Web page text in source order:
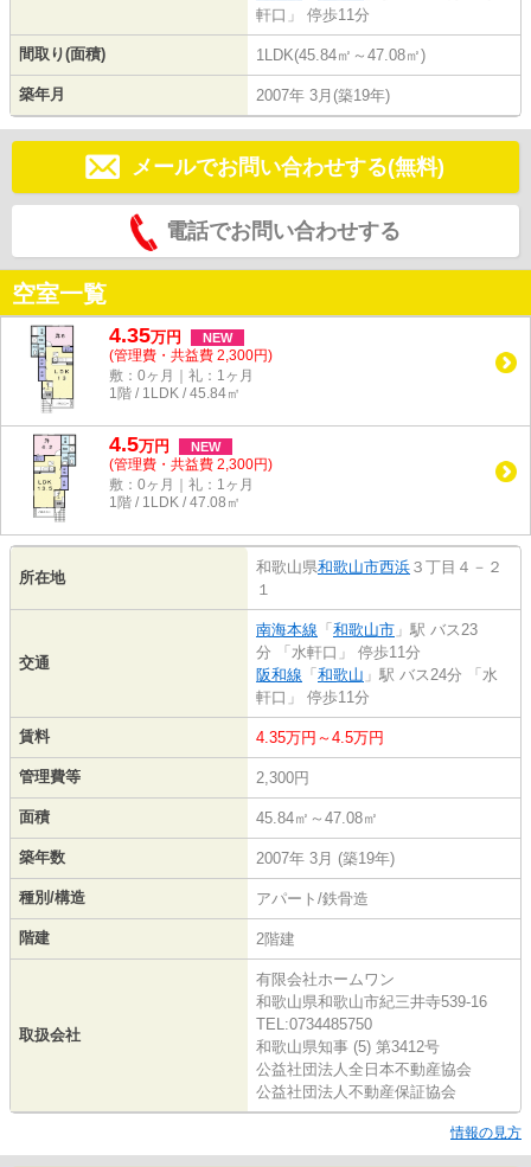
軒口」 停歩11分
間取り(面積) 1LDK(45.84㎡～47.08㎡)
築年月 2007年 3月(築19年)
メールでお問い合わせする(無料)
電話でお問い合わせする
空室一覧
4.35万円 NEW
(管理費・共益費 2,300円)
敷：0ヶ月｜礼：1ヶ月
1階 / 1LDK / 45.84㎡
4.5万円 NEW
(管理費・共益費 2,300円)
敷：0ヶ月｜礼：1ヶ月
1階 / 1LDK / 47.08㎡
所在地
和歌山県和歌山市西浜 ３丁目４－２
１
交通
南海本線 「 和歌山市 」駅 バス23
分 「水軒口」 停歩11分
阪和線 「 和歌山 」駅 バス24分 「水
軒口」 停歩11分
賃料 4.35万円～4.5万円
管理費等 2,300円
面積 45.84㎡～47.08㎡
築年数 2007年 3月 (築19年)
種別/構造 アパート/鉄骨造
階建 2階建
取扱会社
有限会社ホームワン
和歌山県和歌山市紀三井寺539-16
TEL:0734485750
和歌山県知事 (5) 第3412号
公益社団法人全日本不動産協会
公益社団法人不動産保証協会
情報の見方